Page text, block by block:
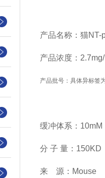
产品名称：猫NT-
产品浓度：
产品批号：具体异标签
缓冲体系： 10mM
分 子 量： 150KD
来 源： Mouse